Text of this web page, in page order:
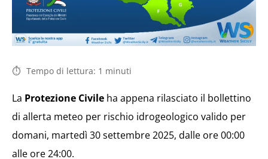
Tempo di lettura: 1 minuti
La Protezione Civile ha appena rilasciato il bollettino
di allerta meteo per rischio idrogeologico valido per
domani, martedì 30 settembre 2025, dalle ore 00:00
alle ore 24:00.